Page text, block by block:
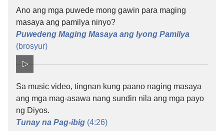
Ano ang mga puwede mong gawin para maging
masaya ang pamilya ninyo?
Puwedeng Maging Masaya ang Iyong Pamilya
(brosyur)
Sa music video, tingnan kung paano naging masaya
ang mga mag-asawa nang sundin nila ang mga payo
ng Diyos.
Tunay na Pag-ibig (4:​26)